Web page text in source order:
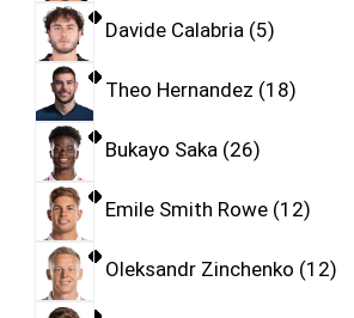
Davide Calabria 5
Theo Hernandez 18
Bukayo Saka 26
Emile Smith Rowe 12
Oleksandr Zinchenko 12